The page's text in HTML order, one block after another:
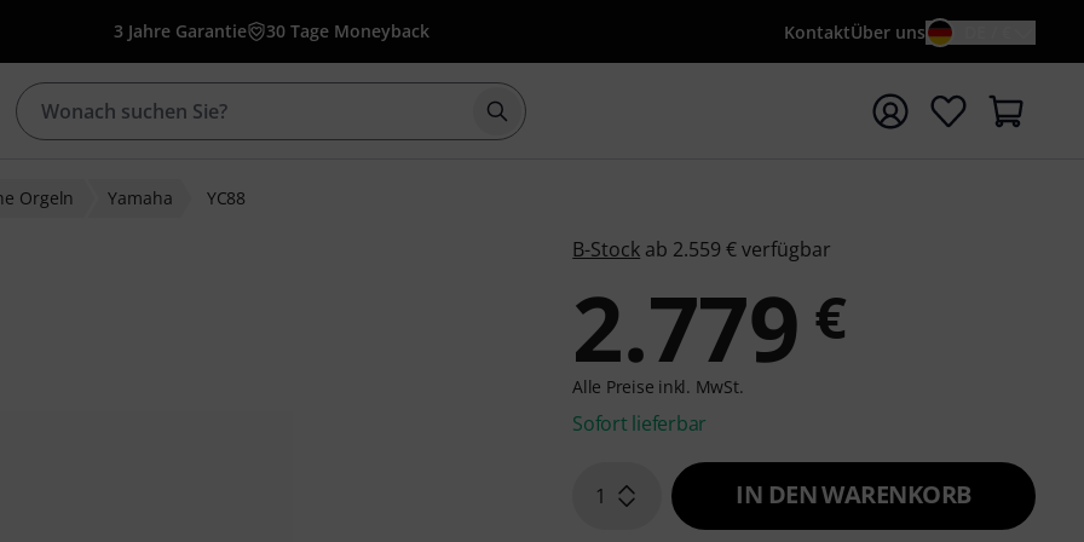
3 Jahre Garantie 30 Tage Moneyback KontaktÜber uns
Suche mit Suchwort {searchTerm} starten
Orgeln Yamaha YC88
B-Stock ab 2.559 € verfügbar
2.779 €
Alle Preise inkl. MwSt.
Sofort lieferbar
1 IN DEN WARENKORB